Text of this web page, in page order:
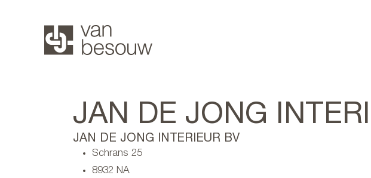
JAN DE JONG
JAN DE JONG INTERIEUR BV
Schrans 25
8932 NA